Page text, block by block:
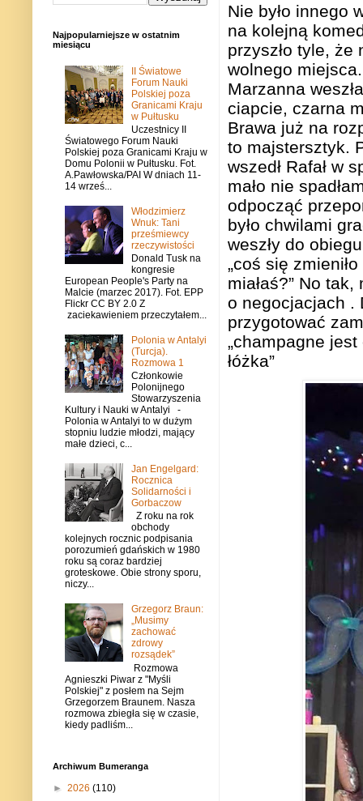
Nie było innego
na kolejną
przyszło tyle, że
wolnego
Marzanna
ciapcie, czarna
Brawa już na
to majstersztyk.
wszedł Rafał w
mało nie
odpocząć
było chwilami
weszły do
„coś się
miałaś?” No
o negocjacjach .
przygotować
„champagne
łóżka”
Najpopularniejsze w ostatnim
miesiącu
II Światowe
Forum Nauki
Polskiej poza
Granicami Kraju
w Pułtusku
Uczestnicy II
Światowego Forum Nauki
Polskiej poza Granicami Kraju w
Domu Polonii w Pułtusku. Fot.
A.Pawłowska/PAI W dniach 11-
14 wrześ...
Włodzimierz
Wnuk: Tani
prześmiewcy
rzeczywistości
Donald Tusk na
kongresie
European People's Party na
Malcie (marzec 2017). Fot. EPP
Flickr CC BY 2.0 Z
zaciekawieniem przeczytałem...
Polonia w Antalyi
(Turcja).
Rozmowa 1
Członkowie
Polonijnego
Stowarzyszenia
Kultury i Nauki w Antalyi -
Polonia w Antalyi to w dużym
stopniu ludzie młodzi, mający
małe dzieci, c...
Jan Engelgard:
Rocznica
Solidarności i
Gorbaczow
Z roku na rok
obchody
kolejnych rocznic podpisania
porozumień gdańskich w 1980
roku są coraz bardziej
groteskowe. Obie strony sporu,
niczy...
Grzegorz Braun:
„Musimy
zachować
zdrowy
rozsądek”
Rozmowa
Agnieszki Piwar z "Myśli
Polskiej" z posłem na Sejm
Grzegorzem Braunem. Nasza
rozmowa zbiegła się w czasie,
kiedy padliśm...
Archiwum Bumeranga
► 2026 (110)